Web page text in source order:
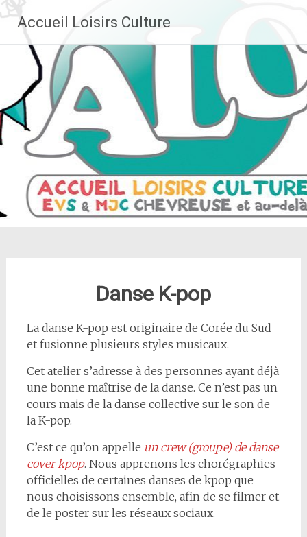
Aller
contenu
principal
Accueil Loisirs Culture
Danse K-pop
La danse K-pop est originaire de Corée du Sud
et fusionne plusieurs styles musicaux.
Cet atelier s’adresse à des personnes ayant déjà
une bonne maîtrise de la danse. Ce n’est pas un
cours mais de la danse collective sur le son de
la K-pop.
C’est ce qu’on appelle un crew (groupe) de danse
cover kpop. Nous apprenons les chorégraphies
officielles de certaines danses de kpop que
nous choisissons ensemble, afin de se filmer et
de le poster sur les réseaux sociaux.